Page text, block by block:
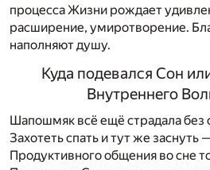
процесса Жизни рождает
расширение, умиротворение.
наполняют душу.
Куда подевался Сон
Внутреннего
Шапошмяк всё ещё страдала без
Захотеть спать и тут же заснуть
Продуктивного общения во сне